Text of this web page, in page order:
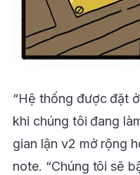
“Hệ thống được đặt
khi chúng tôi đang
gian lận v2 mở rộng
note. “Chúng tôi sẽ